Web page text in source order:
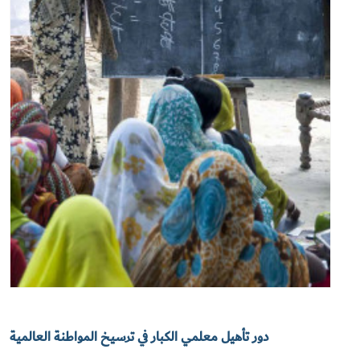
دور تأهيل معلمي الكبار في ترسيخ المواطنة العالمية